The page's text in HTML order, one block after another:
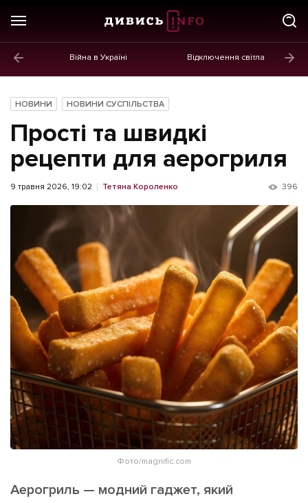
Війна в Україні Відключення світла
Новини
Політика
Економіка
Бізнес
Життя
Культура
Афіша
ІНШЕ
Інтерв'ю
Картки
Репортаж
Розслідування
Погляди
Ініціативи
Прес-релізи
Фото/Відео
Made in Lviv
НОВИНИ НОВИНИ СУСПІЛЬСТВА
Прості та швидкі
рецепти для аерогриля
9 травня 2026, 19:02 Тетяна Короленко 396
Фото/magnific.com
Аерогриль — модний гаджет, який